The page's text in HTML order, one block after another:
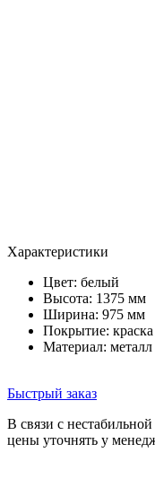
Характеристики
Цвет: белый
Высота: 1375 мм
Ширина: 975 мм
Покрытие: краска
Материал: металл
Быстрый заказ
В связи с
цены уточнять у